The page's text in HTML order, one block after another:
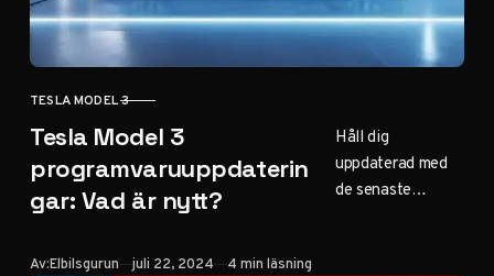
KATEGORI
TESLA MODEL 3
Tesla Model 3
programvaruuppdaterin
gar: Vad är nytt?
Håll dig
uppdaterad med
de senaste
Av:Elbilsgurun Publicerad
juli 22, 2024 4 min läsning